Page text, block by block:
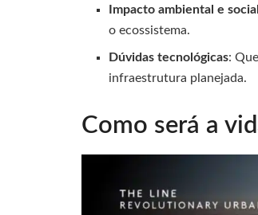
Impacto ambiental e social
o ecossistema.
Dúvidas tecnológicas:
infraestrutura planejada.
Como será a